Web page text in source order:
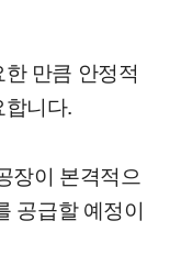
만큼 안정적
니다.
장이 본격적으
공급할 예정이